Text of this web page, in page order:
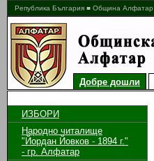
Република България ■ Община Алфатар
Добре дошли
ИЗБОРИ
Народно читалище
"Йордан Йовков - 1894 г."
- гр. Алфатар